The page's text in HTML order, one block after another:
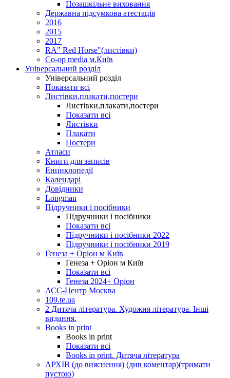
Позашкільне виховання
Державна підсумкова атестація
2016
2015
2017
RA" Red Horse"(листівки)
Co-op media м.Київ
Універсальний розділ
Універсальний розділ
Показати всі
Листівки,плакати,постери
Листівки,плакати,постери
Показати всі
Листівки
Плакати
Постери
Атласи
Книги для записів
Енциклопедії
Календарі
Довідники
Longman
Підручники і посібники
Підручники і посібники
Показати всі
Підручники і посібники 2022
Підручники і посібники 2019
Генеза + Оріон м Київ
Генеза + Оріон м Київ
Показати всі
Генеза 2024+ Оріон
АСС-Центр Москва
109.te.ua
2 Дитяча література. Художня література. Інші
видання.
Books in print
Books in print
Показати всі
Books in print. Дитяча література
АРХІВ (до вияснення) (див коментар)(тримати
пустою)